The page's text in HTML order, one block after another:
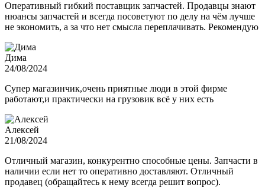
Оперативный гибкий поставщик запчастей. Продавцы знают
нюансы запчастей и всегда посоветуют по делу на чём лучше
не экономить, а за что нет смысла переплачивать. Рекомендую
Дима
24/08/2024
Супер магазинчик,очень приятные люди в этой фирме
работают,и практически на грузовик всё у них есть
Алексей
21/08/2024
Отличный магазин, конкурентно способные цены. Запчасти в
наличии если нет то оперативно доставляют. Отличный
продавец (обращайтесь к нему всегда решит вопрос).